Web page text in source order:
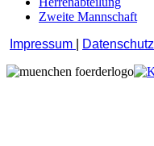
Zweite Mannschaft
Impressum
Datenschutz